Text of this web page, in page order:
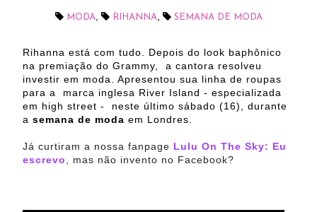
MODA, RIHANNA, SEMANA DE MODA
Rihanna está com tudo. Depois do look baphônico
na premiação do Grammy, a cantora resolveu
investir em moda. Apresentou sua linha de roupas
para a marca inglesa River Island - especializada
em high street - neste último sábado (16), durante
a semana de moda em Londres.
Já curtiram a nossa fanpage Lulu On The Sky: Eu
escrevo, mas não invento no Facebook?